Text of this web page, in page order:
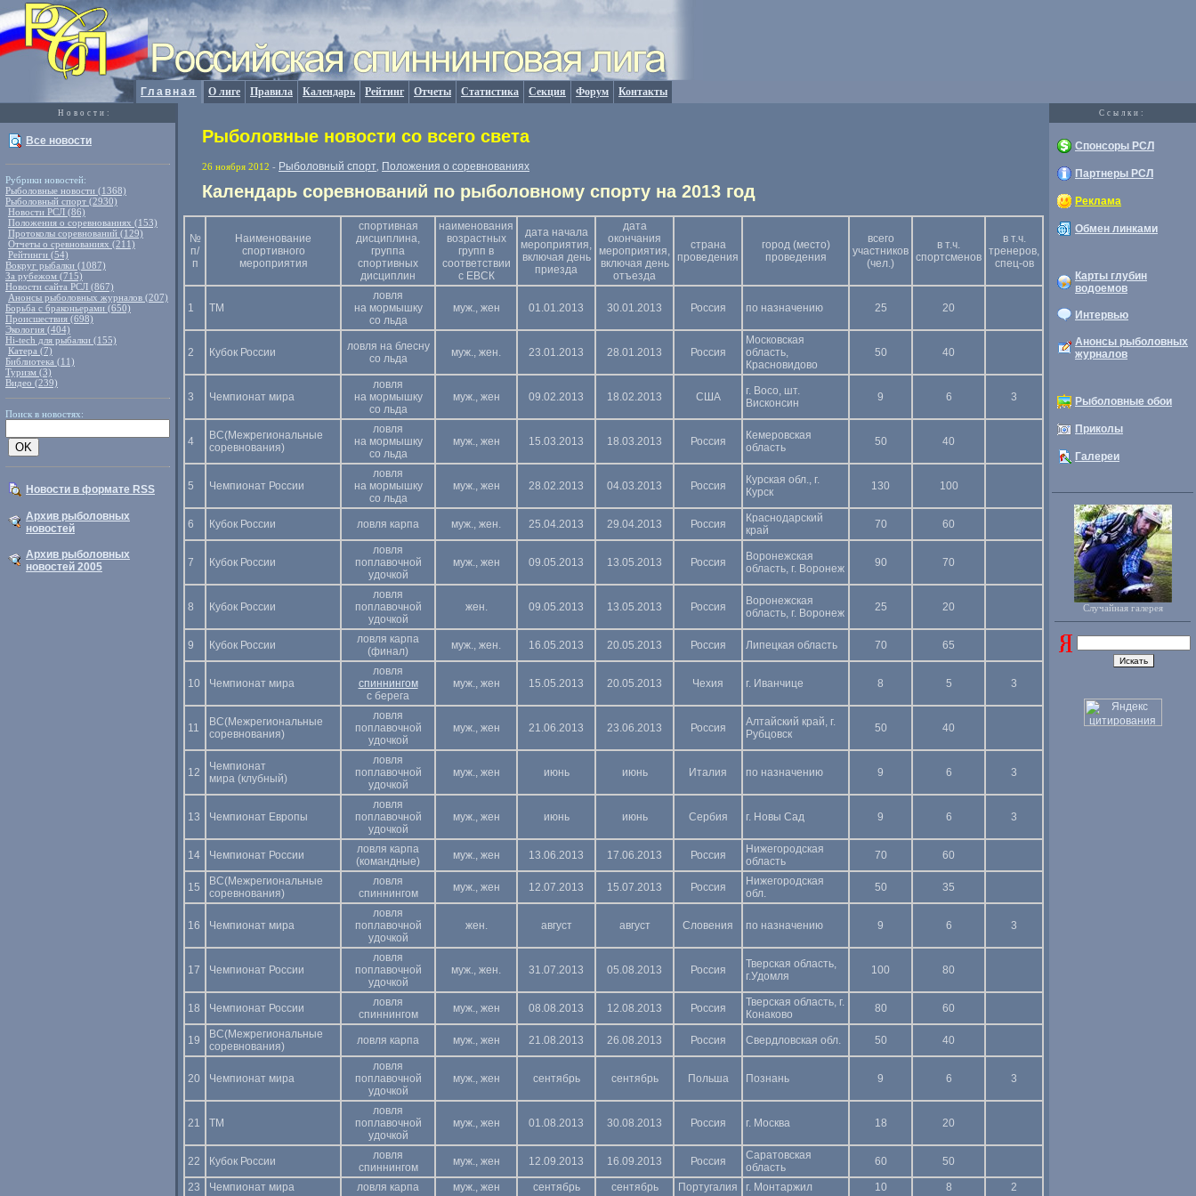
Главная О лиге Правила Календарь Рейтинг Отчеты Статистика Секция Форум Контакты
Новости: Cсылки:
Все новости
Рубрики новостей:
Рыболовные новости (1368)
Рыболовный спорт (2930)
Новости РСЛ (86)
Положения о соревнованиях (153)
Протоколы соревнований (129)
Отчеты о сревнованиях (211)
Рейтинги (54)
Вокруг рыбалки (1087)
За рубежом (715)
Новости сайта РСЛ (867)
Анонсы рыболовных журналов (207)
Борьба с браконьерами (650)
Происшествия (698)
Экология (404)
Hi-tech для рыбалки (155)
Катера (7)
Библиотека (11)
Туризм (3)
Видео (239)
Поиск в новостях:
Новости в формате RSS
Архив рыболовных
новостей
Архив рыболовных
новостей 2005
Рыболовные новости со всего света
26 ноября 2012 - Рыболовный спорт Положения о соревнованиях
Календарь соревнований по рыболовному спорту на 2013 год
№
п/
п
Наименование
спортивного
мероприятия
спортивная
дисциплина,
группа
спортивных
дисциплин
наименования
возрастных
групп в
соответствии
с ЕВСК
дата начала
мероприятия,
включая день
приезда
дата
окончания
мероприятия,
включая день
отъезда
страна
проведения
город (место)
проведения
всего
участников
(чел.)
в т.ч.
спортсменов
в т.ч.
тренеров,
спец-ов
1 ТМ
ловля
на мормышку
со льда
муж., жен 01.01.2013 30.01.2013 Россия по назначению 25 20
2 Кубок России
ловля на блесну
со льда
муж., жен. 23.01.2013 28.01.2013 Россия
Московская
область,
Красновидово
50 40
3 Чемпионат мира
ловля
на мормышку
со льда
муж., жен 09.02.2013 18.02.2013 США
г. Восо, шт.
Висконсин
9 6 3
4
ВС(Межрегиональные
соревнования)
ловля
на мормышку
со льда
муж., жен 15.03.2013 18.03.2013 Россия
Кемеровская
область
50 40
5 Чемпионат России
ловля
на мормышку
со льда
муж., жен 28.02.2013 04.03.2013 Россия
Курская обл., г.
Курск
130 100
6 Кубок России ловля карпа муж., жен. 25.04.2013 29.04.2013 Россия
Краснодарский
край
70 60
7 Кубок России
ловля
поплавочной
удочкой
муж., жен 09.05.2013 13.05.2013 Россия
Воронежская
область, г. Воронеж
90 70
8 Кубок России
ловля
поплавочной
удочкой
жен. 09.05.2013 13.05.2013 Россия
Воронежская
область, г. Воронеж
25 20
9 Кубок России
ловля карпа
(финал)
муж., жен. 16.05.2013 20.05.2013 Россия Липецкая область 70 65
10 Чемпионат мира
ловля
спиннингом
с берега
муж., жен 15.05.2013 20.05.2013 Чехия г. Иванчице 8 5 3
11
ВС(Межрегиональные
соревнования)
ловля
поплавочной
удочкой
муж., жен 21.06.2013 23.06.2013 Россия
Алтайский край, г.
Рубцовск
50 40
12
Чемпионат
мира (клубный)
ловля
поплавочной
удочкой
муж., жен июнь июнь Италия по назначению 9 6 3
13 Чемпионат Европы
ловля
поплавочной
удочкой
муж., жен июнь июнь Сербия г. Новы Сад 9 6 3
14 Чемпионат России
ловля карпа
(командные)
муж., жен 13.06.2013 17.06.2013 Россия
Нижегородская
область
70 60
15
ВС(Межрегиональные
соревнования)
ловля
спиннингом
муж., жен 12.07.2013 15.07.2013 Россия
Нижегородская
обл.
50 35
16 Чемпионат мира
ловля
поплавочной
удочкой
жен. август август Словения по назначению 9 6 3
17 Чемпионат России
ловля
поплавочной
удочкой
муж., жен. 31.07.2013 05.08.2013 Россия
Тверская область,
г.Удомля
100 80
18 Чемпионат России
ловля
спиннингом
муж., жен 08.08.2013 12.08.2013 Россия
Тверская область, г.
Конаково
80 60
19
ВС(Межрегиональные
соревнования)
ловля карпа муж., жен 21.08.2013 26.08.2013 Россия Свердловская обл. 50 40
20 Чемпионат мира
ловля
поплавочной
удочкой
муж., жен сентябрь сентябрь Польша Познань 9 6 3
21 ТМ
ловля
поплавочной
удочкой
муж., жен 01.08.2013 30.08.2013 Россия г. Москва 18 20
22 Кубок России
ловля
спиннингом
муж., жен 12.09.2013 16.09.2013 Россия
Саратовская
область
60 50
23 Чемпионат мира ловля карпа муж., жен сентябрь сентябрь Португалия г. Монтаржил 10 8 2
Спонсоры РСЛ
Партнеры РСЛ
Реклама
Обмен линками
Карты глубин
водоемов
Интервью
Анонсы рыболовных
журналов
Рыболовные обои
Приколы
Галереи
Случайная галерея